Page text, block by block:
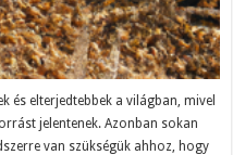
és elterjedtebbek a világban, mivel
jelentenek. Azonban sokan
van szükségük ahhoz, hogy